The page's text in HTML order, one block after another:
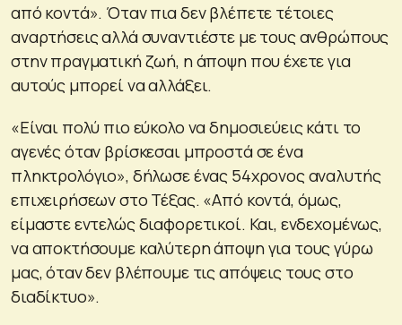
από κοντά». Όταν πια δεν βλέπετε τέτοιες
αναρτήσεις αλλά συναντιέστε με τους ανθρώπους
στην πραγματική ζωή, η άποψη που έχετε για
αυτούς μπορεί να αλλάξει.
«Είναι πολύ πιο εύκολο να δημοσιεύεις κάτι το
αγενές όταν βρίσκεσαι μπροστά σε ένα
πληκτρολόγιο», δήλωσε ένας 54χρονος αναλυτής
επιχειρήσεων στο Τέξας. «Από κοντά, όμως,
είμαστε εντελώς διαφορετικοί. Και, ενδεχομένως,
να αποκτήσουμε καλύτερη άποψη για τους γύρω
μας, όταν δεν βλέπουμε τις απόψεις τους στο
διαδίκτυο».